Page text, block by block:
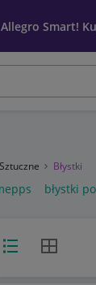
Allegro Smart!
Sztuczne Błystki
błystki
Widok listyWidok siatki